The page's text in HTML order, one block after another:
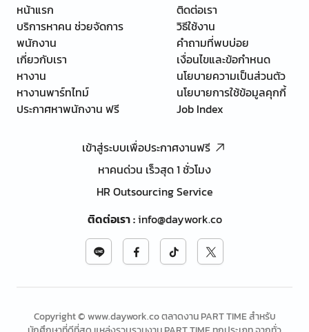
หน้าแรก
บริการหาคน ช่วยจัดการ
พนักงาน
เกี่ยวกับเรา
หางาน
หางานพาร์ทไทม์
ประกาศหาพนักงาน ฟรี
ติดต่อเรา
วิธีใช้งาน
คำถามที่พบบ่อย
เงื่อนไขและข้อกำหนด
นโยบายความเป็นส่วนตัว
นโยบายการใช้ข้อมูลคุกกี้
Job Index
เข้าสู่ระบบเพื่อประกาศงานฟรี
หาคนด่วน เร็วสุด 1 ชั่วโมง
HR Outsourcing Service
ติดต่อเรา:info@daywork.co
Copyright © www.daywork.co ตลาดงาน PART TIME สำหรับ